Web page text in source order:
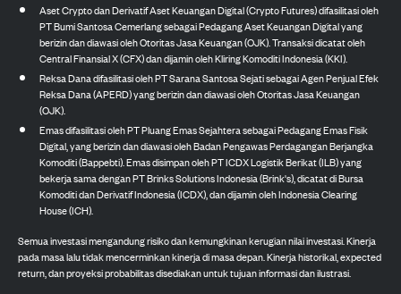
Aset Crypto dan Derivatif Aset Keuangan Digital (Crypto Futures) difasilitasi oleh
PT Bumi Santosa Cemerlang sebagai Pedagang Aset Keuangan Digital yang
berizin dan diawasi oleh Otoritas Jasa Keuangan (OJK). Transaksi dicatat oleh
Central Finansial X (CFX) dan dijamin oleh Kliring Komoditi Indonesia (KKI).
Reksa Dana difasilitasi oleh PT Sarana Santosa Sejati sebagai Agen Penjual Efek
Reksa Dana (APERD) yang berizin dan diawasi oleh Otoritas Jasa Keuangan
(OJK).
Emas difasilitasi oleh PT Pluang Emas Sejahtera sebagai Pedagang Emas Fisik
Digital, yang berizin dan diawasi oleh Badan Pengawas Perdagangan Berjangka
Komoditi (Bappebti). Emas disimpan oleh PT ICDX Logistik Berikat (ILB) yang
bekerja sama dengan PT Brinks Solutions Indonesia (Brink's), dicatat di Bursa
Komoditi dan Derivatif Indonesia (ICDX), dan dijamin oleh Indonesia Clearing
House (ICH).
Semua investasi mengandung risiko dan kemungkinan kerugian nilai investasi. Kinerja
pada masa lalu tidak mencerminkan kinerja di masa depan. Kinerja historikal, expected
return, dan proyeksi probabilitas disediakan untuk tujuan informasi dan ilustrasi.